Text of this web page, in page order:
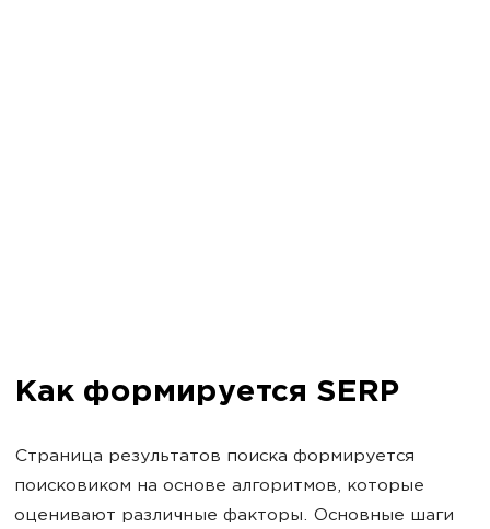
Как формируется SERP
Страница результатов поиска формируется
поисковиком на основе алгоритмов, которые
оценивают различные факторы. Основные шаги